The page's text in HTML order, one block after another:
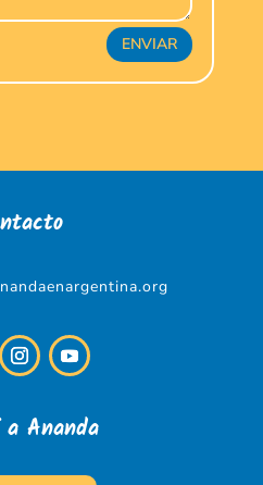
ENVIAR
Ananda